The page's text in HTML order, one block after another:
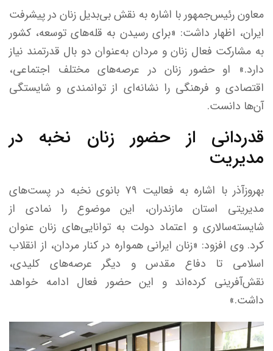
معاون رئیس‌جمهور با اشاره به نقش بی‌بدیل زنان در پیشرفت
ایران، اظهار داشت: «برای رسیدن به قله‌های توسعه، کشور
به مشارکت فعال زنان و مردان به‌عنوان دو بال قدرتمند نیاز
دارد.» او حضور زنان در عرصه‌های مختلف اجتماعی،
اقتصادی و فرهنگی را نشانه‌ای از توانمندی و شایستگی
آن‌ها دانست.
قدردانی از حضور زنان نخبه در
مدیریت
بهروزآذر با اشاره به فعالیت ۷۹ بانوی نخبه در پست‌های
مدیریتی استان مازندران، این موضوع را نمادی از
شایسته‌سالاری و اعتماد دولت به توانایی‌های زنان عنوان
کرد. وی افزود: «زنان ایرانی همواره در کنار مردان، از انقلاب
اسلامی تا دفاع مقدس و دیگر عرصه‌های کلیدی،
نقش‌آفرینی کرده‌اند و این حضور فعال ادامه خواهد
داشت.»